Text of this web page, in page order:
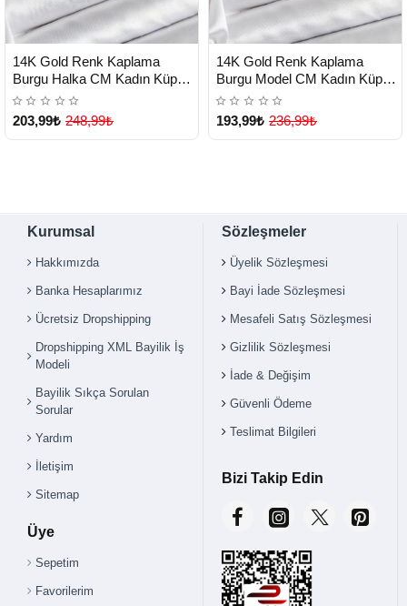
TESLİMAT
14K Gold Renk Kaplama
Burgu Halka CM Kadın Küpe -
Lisinya
203,99₺ 248,99₺
TESLİMAT
14K Gold Renk Kaplama
Burgu Model CM Kadın Küpe -
Lisinya
193,99₺ 236,99₺
Kurumsal
Hakkımızda
Banka Hesaplarımız
Ücretsiz Dropshipping
Dropshipping XML Bayilik İş
Modeli
Bayilik Sıkça Sorulan
Sorular
Yardım
İletişim
Sitemap
Üye
Sepetim
Favorilerim
Sözleşmeler
Üyelik Sözleşmesi
Bayi İade Sözleşmesi
Mesafeli Satış Sözleşmesi
Gizlilik Sözleşmesi
İade & Değişim
Güvenli Ödeme
Teslimat Bilgileri
Bizi Takip Edin